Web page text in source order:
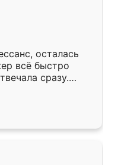
разнообразный.
потребуется из
здесь.
осталась
всё быстро
сразу.
подошёл к
Собрали
даже